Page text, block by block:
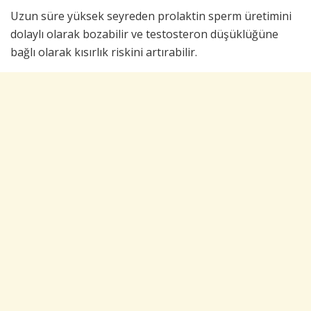
Uzun süre yüksek seyreden prolaktin sperm üretimini
dolaylı olarak bozabilir ve testosteron düşüklüğüne
bağlı olarak kısırlık riskini artırabilir.